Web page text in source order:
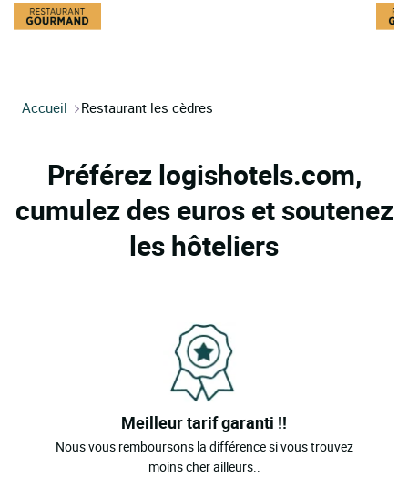
Accueil Restaurant les cèdres
Préférez logishotels.com,
cumulez des euros et soutenez
les hôteliers
Meilleur tarif garanti !!
Nous vous remboursons la différence si vous trouvez
moins cher ailleurs..